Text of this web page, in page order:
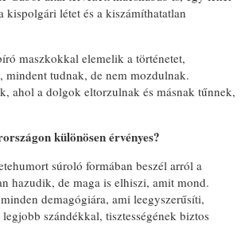
kispolgári létet és a kiszámíthatatlan
maszkokkal elemelik a történetet,
mindent tudnak, de nem mozdulnak.
ahol a dolgok eltorzulnak és másnak tűnnek,
különösen érvényes?
súroló formában beszél arról a
hazudik, de maga is elhiszi, amit mond.
demagógiára, ami leegyszerűsíti,
szándékkal, tisztességének biztos